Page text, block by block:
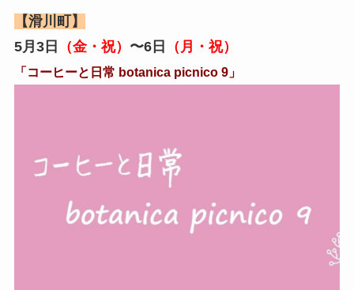
【滑川町】
5月3日
（金・祝） 〜6日 （月・祝）
「コーヒーと日常 botanica picnico 9」